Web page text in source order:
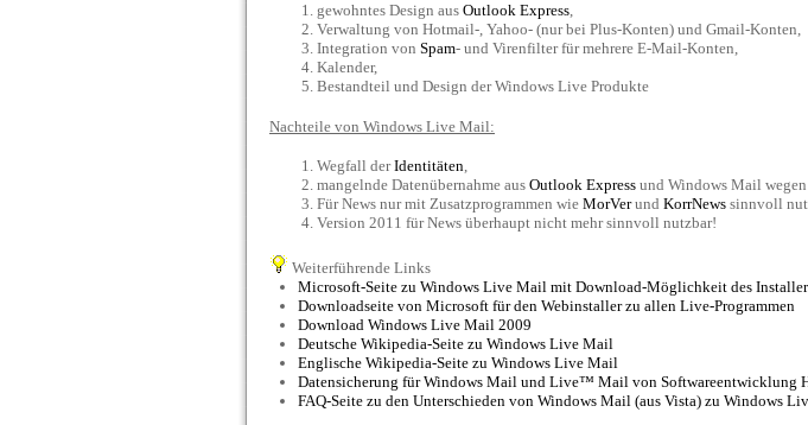
gewohntes Design aus Outlook Express,
Verwaltung von Hotmail-, Yahoo- (nur bei Plus-Konten) und Gmail-Konten,
Integration von Spam- und Virenfilter für mehrere E-Mail-Konten,
Kalender,
Bestandteil und Design der Windows Live Produkte
Nachteile von Windows Live Mail:
Wegfall derIdentitäten,
mangelnde Datenübernahme aus Outlook Express und Windows Mail
Für News nur mit Zusatzprogrammen wie MorVerund KorrNews sinnvoll
Version 2011 für News überhaupt nicht mehr sinnvoll nutzbar!
Weiterführende Links
Microsoft-Seite zu Windows Live Mail mit Download-Möglichkeit des
Downloadseite von Microsoft für den Webinstaller zu allen Live-Programmen
Download Windows Live Mail 2009
Deutsche Wikipedia-Seite zu Windows Live Mail
Englische Wikipedia-Seite zu Windows Live Mail
Datensicherung für Windows Mail und Live™ Mail von Softwareentwicklung
FAQ-Seite zu den Unterschieden von Windows Mail (aus Vista) zu Windows